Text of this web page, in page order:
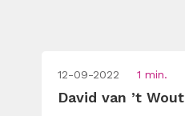
12-09-2022 1 min.
David van ’t Wout